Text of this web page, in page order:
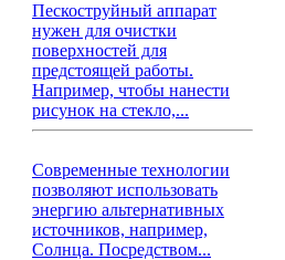
Пескоструйный аппарат
нужен для очистки
поверхностей для
предстоящей работы.
Например, чтобы нанести
рисунок на стекло,...
Современные технологии
позволяют использовать
энергию альтернативных
источников, например,
Солнца. Посредством...